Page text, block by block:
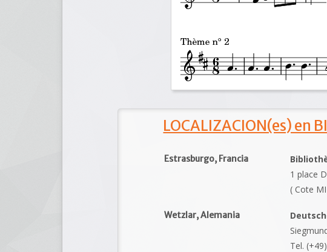
LOCALIZACION(es) en
Estrasburgo, Francia
1 place
( Cote
Wetzlar, Alemania
Tel.